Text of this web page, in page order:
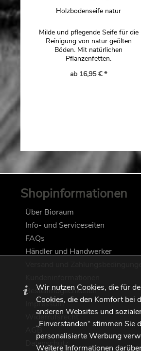
Holzbodenseife natur
Milde und pflegende Seife für die
Reinigung von natur geölten
Böden. Mit natürlichen
Pflanzenfetten.
ab 16,95 € *
Shopinformationen
Über Bioraum
Info- und Serviceseiten
FAQs
Händler und Handwerker
Bestellmöglichkeiten
Impressum
Widerrufsrecht
AGB
Datenschutz
Wir nutzen Cookies, die für
Cookies, die den Komfort bei
anderen Websites und
„Einverstanden“ stimmen
personalisierte Werbung
Weitere Informationen